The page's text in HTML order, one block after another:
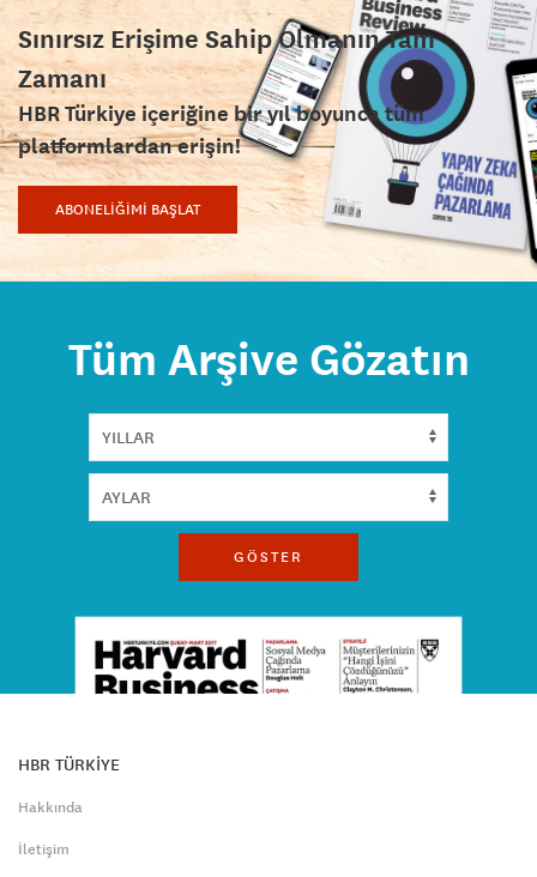
Sınırsız Erişime Sahip Olmanın Tam
Zamanı
HBR Türkiye içeriğine bir yıl boyunca tüm
platformlardan erişin!
ABONELİĞİMİ BAŞLAT
Tüm Arşive Gözatın
GÖSTER
HBR TÜRKİYE
Hakkında
İletişim